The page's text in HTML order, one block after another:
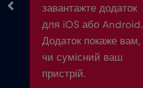
завантажте додаток
для iOS або Android.
Додаток покаже вам,
чи сумісний ваш
пристрій.